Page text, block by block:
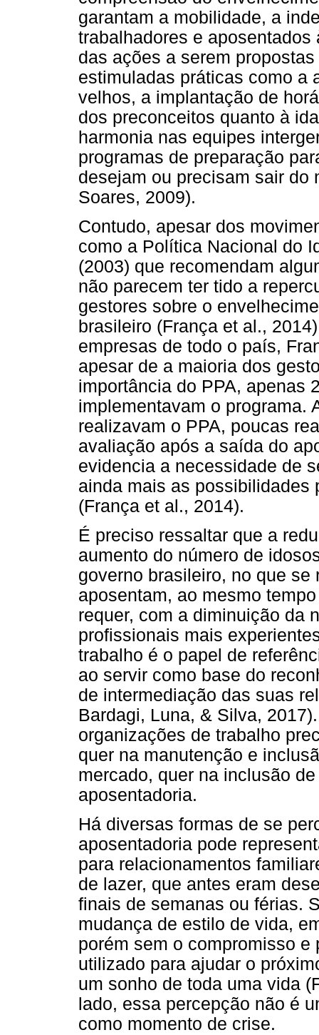
garantam a mobilidade, a
trabalhadores e
das ações a serem
estimuladas práticas como a
velhos, a implantação de
dos preconceitos quanto à
harmonia nas equipes
programas de preparação
desejam ou precisam sair do
Soares, 2009).
Contudo, apesar dos
como a Política Nacional do
(2003) que recomendam
não parecem ter tido a
gestores sobre o
brasileiro (França et al.,
empresas de todo o país,
apesar de a maioria dos
importância do PPA, apenas
implementavam o programa.
realizavam o PPA, poucas
avaliação após a saída do
evidencia a necessidade de
ainda mais as possibilidades
(França et al., 2014).
É preciso ressaltar que a
aumento do número de
governo brasileiro, no que
aposentam, ao mesmo
requer, com a diminuição da
profissionais mais
trabalho é o papel de
ao servir como base do
de intermediação das suas
Bardagi, Luna, & Silva,
organizações de trabalho
quer na manutenção e
mercado, quer na inclusão
aposentadoria.
Há diversas formas de se
aposentadoria pode
para relacionamentos
de lazer, que antes eram
finais de semanas ou férias.
mudança de estilo de vida,
porém sem o compromisso
utilizado para ajudar o
um sonho de toda uma vida
lado, essa percepção não é
como momento de crise.